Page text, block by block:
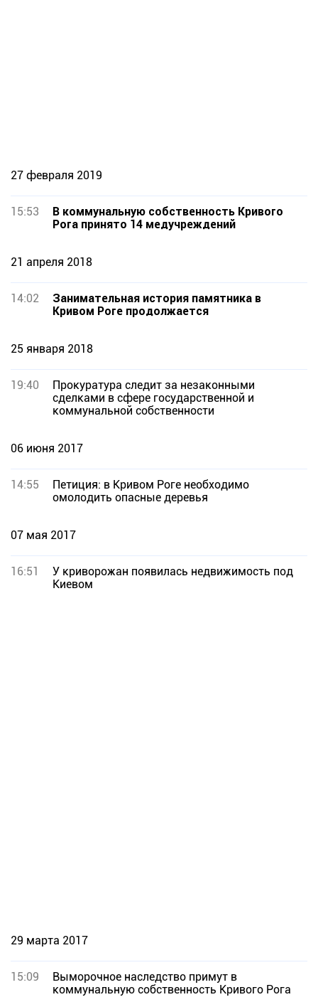
27 февраля 2019
15:53
В коммунальную собственность Кривого
Рога принято 14 медучреждений
21 апреля 2018
14:02
Занимательная история памятника в
Кривом Роге продолжается
25 января 2018
19:40
Прокуратура следит за незаконными
сделками в сфере государственной и
коммунальной собственности
06 июня 2017
14:55
Петиция: в Кривом Роге необходимо
омолодить опасные деревья
07 мая 2017
16:51
У криворожан появилась недвижимость под
Киевом
29 марта 2017
15:09
Выморочное наследство примут в
коммунальную собственность Кривого Рога